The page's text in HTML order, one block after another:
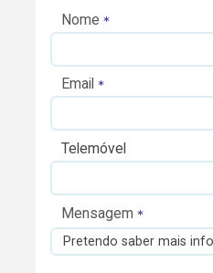
Nome
Email
Telemóvel
Mensagem
Pretendo saber mais